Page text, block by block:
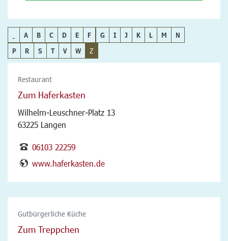
A B C D E F G I J K L M
N
P
R S T V W Z
Restaurant
Zum Haferkasten
Wilhelm-Leuschner-Platz 13
63225 Langen
06103 22259
www.haferkasten.de
Gutbürgerliche Küche
Zum Treppchen